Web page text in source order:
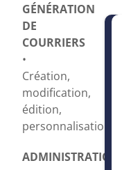
GÉNÉRATION
DE
COURRIERS
•
Création,
modification,
édition,
personnalisation
ADMINISTRATION